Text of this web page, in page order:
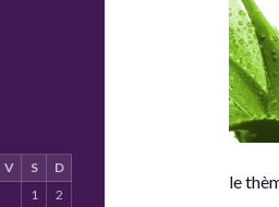
le
V S
D
1
2